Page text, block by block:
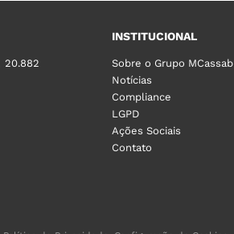
20.882
INSTITUCIONAL
Sobre o Grupo MCassab
Notícias
Compliance
LGPD
Ações Sociais
Contato